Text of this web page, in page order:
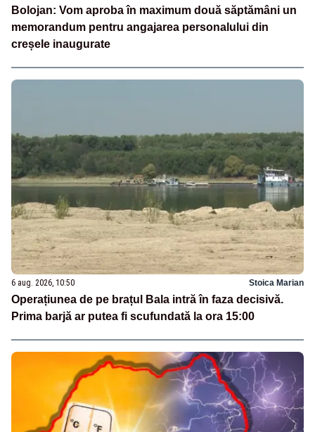
Bolojan: Vom aproba în maximum două săptămâni un
memorandum pentru angajarea personalului din
creșele inaugurate
6 aug. 2026, 10:50 Stoica Marian
Operațiunea de pe brațul Bala intră în faza decisivă.
Prima barjă ar putea fi scufundată la ora 15:00